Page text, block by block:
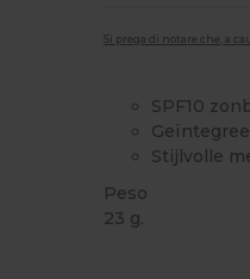
Si prega di notare che, a
SPF10
Stijlvolle
Peso
23 g.